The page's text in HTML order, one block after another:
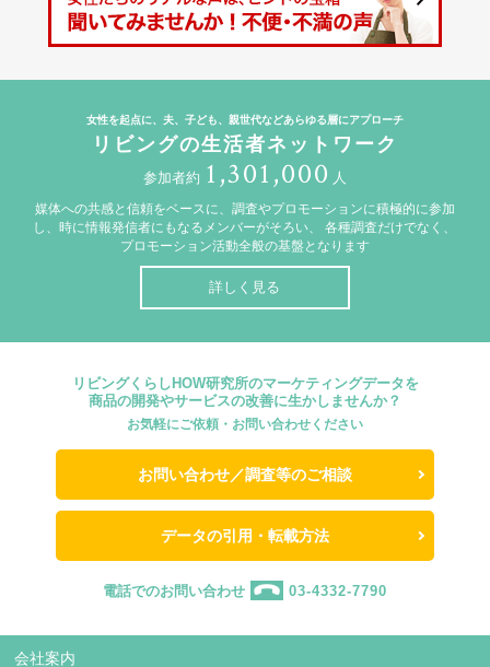
女性を起点に、夫、子ども、親世代などあらゆる層にアプローチ
リビングの生活者ネットワーク
参加者約 1,301,000 人
媒体への共感と信頼をベースに、調査やプロモーションに積極的に参加
し、時に情報発信者にもなるメンバーがそろい、
各種調査だけでなく、
プロモーション活動全般の基盤となります
詳しく見る
リビングくらしHOW研究所のマーケティングデータを
商品の開発やサービスの改善に生かしませんか？
お気軽にご依頼・お問い合わせください
お問い合わせ／調査等のご相談
データの引用・転載方法
電話でのお問い合わせ 03-4332-7790
会社案内